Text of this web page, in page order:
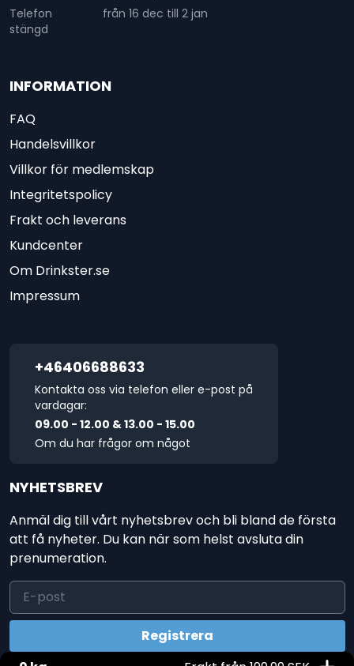
Telefon
stängd
från 16 dec till 2 jan
INFORMATION
FAQ
Handelsvillkor
Villkor för medlemskap
Integritetspolicy
Frakt och leverans
Kundcenter
Om Drinkster.se
Impressum
+46406688633
Kontakta oss via telefon eller e-post på
vardagar:
09.00 - 12.00 & 13.00 - 15.00
Om du har frågor om något
NYHETSBREV
Anmäl dig till vårt nyhetsbrev och bli bland de första
att få nyheter. Du kan när som helst avsluta din
prenumeration.